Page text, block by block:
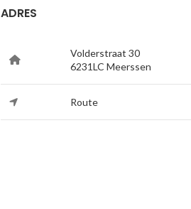
ADRES
Volderstraat 30
6231LC Meerssen
Route